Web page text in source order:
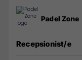
Padel Zone
Recepsionist/e